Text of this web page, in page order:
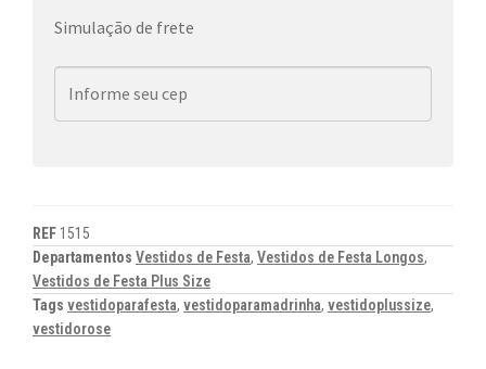
Simulação de frete
REF 1515
Departamentos Vestidos de Festa, Vestidos de Festa Longos,
Vestidos de Festa Plus Size
Tags vestidoparafesta, vestidoparamadrinha, vestidoplussize,
vestidorose